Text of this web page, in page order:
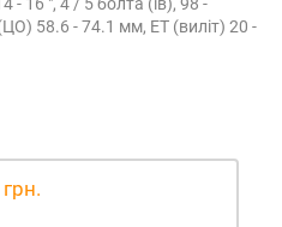
58.6 - 74.1 мм, ET (виліт) 20 -
грн.